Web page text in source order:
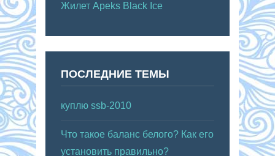
Жилет Apeks Black Ice
ПОСЛЕДНИЕ ТЕМЫ
куплю ssb-2010
Что такое баланс белого? Как его
установить правильно?